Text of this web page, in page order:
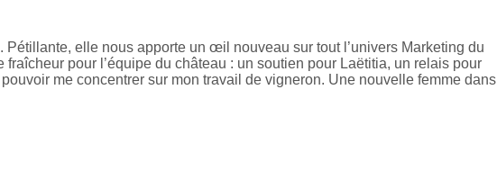
Pétillante, elle nous apporte un œil nouveau sur tout l’univers Marketing du
fraîcheur pour l’équipe du château : un soutien pour Laëtitia, un relais pour
me concentrer sur mon travail de vigneron. Une nouvelle femme dans